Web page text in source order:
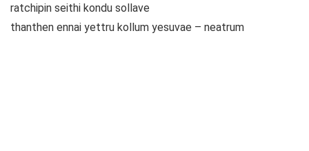
ratchipin seithi kondu sollave
thanthen ennai yettru kollum yesuvae – neatrum